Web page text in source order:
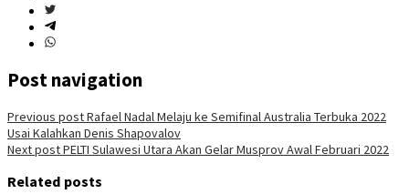
Post navigation
Previous postRafael Nadal Melaju ke Semifinal Australia Terbuka 2022
Usai Kalahkan Denis Shapovalov
Next postPELTI Sulawesi Utara Akan Gelar Musprov Awal Februari 2022
Related posts